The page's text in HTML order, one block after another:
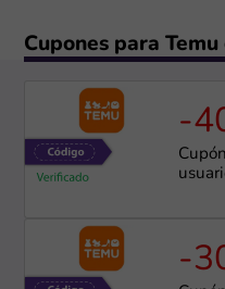
Cupones para Temu
-
-